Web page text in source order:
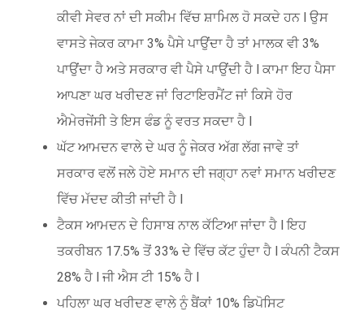
ਕੀਵੀ ਸੇਵਰ ਨਾਂ ਦੀ ਸਕੀਮ ਵਿੱਚ ਸ਼ਾਮਿਲ ਹੋ ਸਕਦੇ ਹਨ l ਉਸ
ਵਾਸਤੇ ਜੇਕਰ ਕਾਮਾ 3% ਪੈਸੇ ਪਾਉਂਦਾ ਹੈ ਤਾਂ ਮਾਲਕ ਵੀ 3%
ਪਾਉਂਦਾ ਹੈ ਅਤੇ ਸਰਕਾਰ ਵੀ ਪੈਸੇ ਪਾਉਂਦੀ ਹੈ l ਕਾਮਾ ਇਹ ਪੈਸਾ
ਆਪਣਾ ਘਰ ਖਰੀਦਣ ਜਾਂ ਰਿਟਾਇਰਮੈਂਟ ਜਾਂ ਕਿਸੇ ਹੋਰ
ਐਮੇਰਜੇਂਸੀ ਤੇ ਇਸ ਫੰਡ ਨੂੰ ਵਰਤ ਸਕਦਾ ਹੈ l
ਘੱਟ ਆਮਦਨ ਵਾਲੇ ਦੇ ਘਰ ਨੂੰ ਜੇਕਰ ਅੱਗ ਲੱਗ ਜਾਵੇ ਤਾਂ
ਸਰਕਾਰ ਵਲੋਂ ਜਲੇ ਹੋਏ ਸਮਾਨ ਦੀ ਜਗ੍ਹਾ ਨਵਾਂ ਸਮਾਨ ਖਰੀਦਣ
ਵਿੱਚ ਮੱਦਦ ਕੀਤੀ ਜਾਂਦੀ ਹੈ l
ਟੈਕਸ ਆਮਦਨ ਦੇ ਹਿਸਾਬ ਨਾਲ ਕੱਟਿਆ ਜਾਂਦਾ ਹੈ l ਇਹ
ਤਕਰੀਬਨ 17.5% ਤੋਂ 33% ਦੇ ਵਿੱਚ ਕੱਟ ਹੁੰਦਾ ਹੈ l ਕੰਪਨੀ ਟੈਕਸ
28% ਹੈ l ਜੀ ਐਸ ਟੀ 15% ਹੈ l
ਪਹਿਲਾ ਘਰ ਖਰੀਦਣ ਵਾਲੇ ਨੂੰ ਬੈਂਕਾਂ 10% ਡਿਪੋਸਿਟ